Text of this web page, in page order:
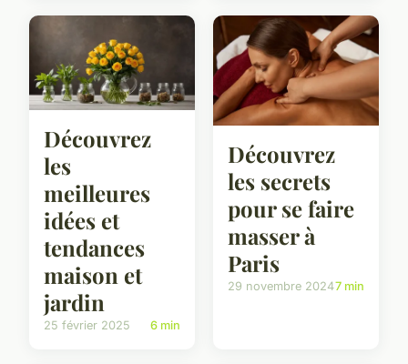
Découvrez
les
meilleures
idées et
tendances
maison et
jardin
25 février 2025 6 min
Découvrez
les secrets
pour se faire
masser à
Paris
29 novembre 20247 min